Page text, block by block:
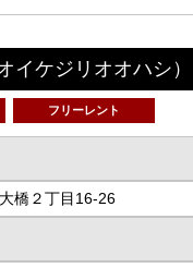
イケジリオオハシ）
フリーレント
橋２丁目16-26